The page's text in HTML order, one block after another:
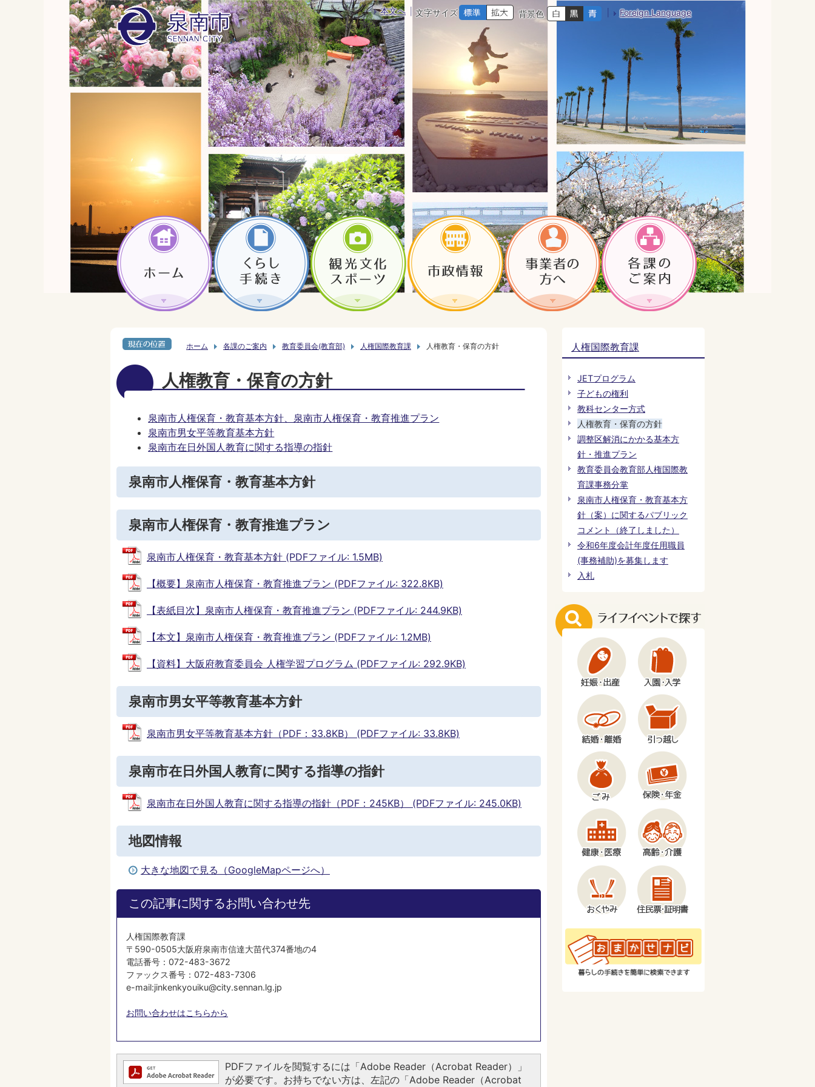
本文へ 文字サイズ 背景色 Foreign Language
ホーム 各課のご案内 教育委員会(教育部) 人権国際教育課 人権教育・保育の方針
人権教育・保育の方針
泉南市人権保育・教育基本方針、泉南市人権保育・教育推進プラン
泉南市男女平等教育基本方針
泉南市在日外国人教育に関する指導の指針
泉南市人権保育・教育基本方針
泉南市人権保育・教育推進プラン
泉南市人権保育・教育基本方針 (PDFファイル: 1.5MB)
【概要】泉南市人権保育・教育推進プラン (PDFファイル: 322.8KB)
【表紙目次】泉南市人権保育・教育推進プラン (PDFファイル: 244.9KB)
【本文】泉南市人権保育・教育推進プラン (PDFファイル: 1.2MB)
【資料】大阪府教育委員会 人権学習プログラム (PDFファイル: 292.9KB)
泉南市男女平等教育基本方針
泉南市男女平等教育基本方針（PDF：33.8KB） (PDFファイル: 33.8KB)
泉南市在日外国人教育に関する指導の指針
泉南市在日外国人教育に関する指導の指針（PDF：245KB） (PDFファイル: 245.0KB)
地図情報
大きな地図で見る（GoogleMapページへ）
この記事に関するお問い合わせ先
人権国際教育課
〒590-0505大阪府泉南市信達大苗代374番地の4
電話番号：072-483-3672
ファックス番号：072-483-7306
e-mail:jinkenkyouiku@city.sennan.lg.jp
お問い合わせはこちらから
PDFファイルを閲覧するには「Adobe Reader（Acrobat Reader）」
が必要です。お持ちでない方は、左記の「Adobe Reader（Acrobat
人権国際教育課
JETプログラム
子どもの権利
教科センター方式
人権教育・保育の方針
調整区解消にかかる基本方
針・推進プラン
教育委員会教育部人権国際教
育課事務分掌
泉南市人権保育・教育基本方
針（案）に関するパブリック
コメント（終了しました）
令和6年度会計年度任用職員
(事務補助)を募集します
入札